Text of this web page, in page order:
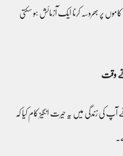
پر بھروسہ کرنا ایک آزمائش ہو سکتی
وقت
آپ کی زندگی میں یہ حیرت انگیز کام کیا کہ